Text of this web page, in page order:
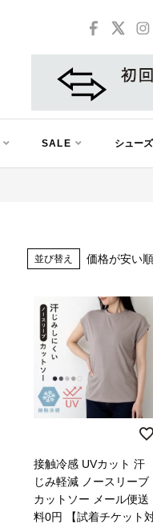
SALE シュー
並び替え 価格が安い順
接触冷感 UVカット 汗
じみ軽減 ノースリーブ
カットソー メール便送
料0円 【試着チケット